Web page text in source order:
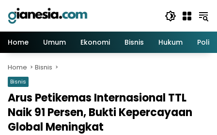
content
Home
Umum Ekonomi Bisnis Hukum Politik
Home Bisnis
Bisnis
Arus Petikemas Internasional TTL
Naik 91 Persen, Bukti Kepercayaan
Global Meningkat